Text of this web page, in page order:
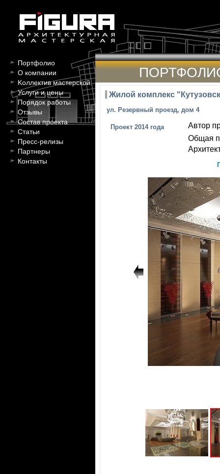
Портфолио
О компании
Kоллектив мастерской
Услуги и цены
Порядок работы
Отзывы
Состав проекта
Статьи
Пресс-релизы
Партнеры
Контакты
Жилой комплекс
ул. Резервный проезд, дом 4
Проект 2014 года
Автор
Общая